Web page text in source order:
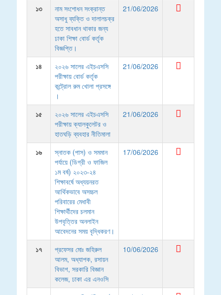
১৩
নাম সংশোধন সংক্রান্ত
অসাধু ব্যক্তি ও দালালচক্র
হতে সাবধান থাকার জন্য
ঢাকা শিক্ষা বোর্ড কর্তৃক
বিজ্ঞপ্তি।
21/06/2026
১৪
২০২৬ সালের এইচএসসি
পরীক্ষায় বোর্ড কর্তৃক
কন্ট্রোল রুম খোলা প্রসঙ্গে
।
21/06/2026
১৫
২০২৬ সালের এইচএসসি
পরীক্ষায় ক্যালকুলেটর ও
হাতঘড়ি ব্যবহার নীতিমালা
21/06/2026
১৬
স্নাতক (পাস) ও সমমান
পর্যায়ে (ডিগ্রী ও ফাজিল
১ম বর্ষ) ২০২৩-২৪
শিক্ষাবর্ষে অধ্যয়নরত
আর্থিকভাবে অসচ্চল
পরিবারের মেধাবী
শিক্ষার্থীদের চলমান
উপবৃত্তির অনলাইন
আবেদনের সময় বৃদ্ধিকরণ।
17/06/2026
১৭
প্রফেসর মোঃ জহিরুল
আলম, অধ্যাপক, রসায়ন
বিভাগ, সরকারি বিজ্ঞান
কলেজ, ঢাকা এর এনওসি
10/06/2026